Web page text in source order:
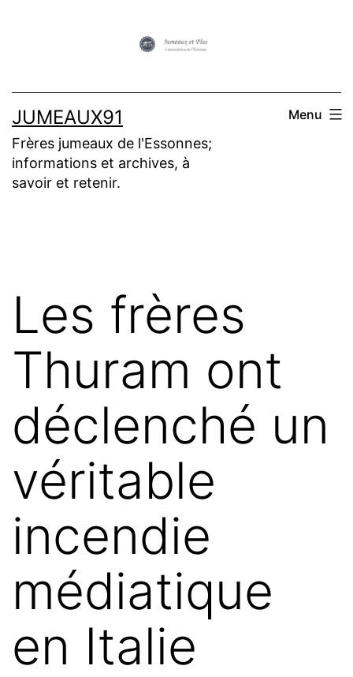
JUMEAUX91
Frères jumeaux de l'Essonnes;
informations et archives, à
savoir et retenir.
Menu
Les frères
Thuram ont
déclenché un
véritable
incendie
médiatique
en Italie